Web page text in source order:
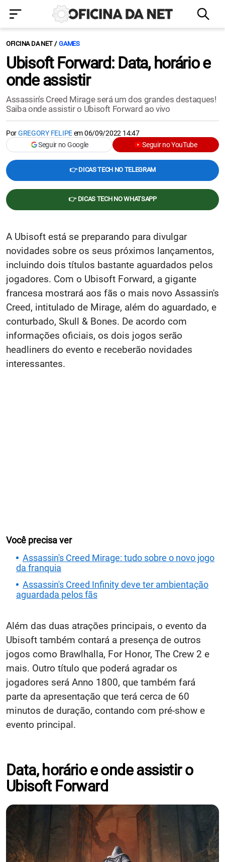
OFICINA DA NET GAMES
Ubisoft Forward: Data, horário e
onde assistir
Assassin's Creed Mirage será um dos grandes destaques!
Saiba onde assistir o Ubisoft Forward ao vivo
PorGREGORY FELIPEem06/09/2022 14:47
Seguir no Google
Seguir no YouTube
👉 DICAS TECH NO TELEGRAM
👉 DICAS TECH NO WHATSAPP
A Ubisoft está se preparando para divulgar
novidades sobre os seus próximos lançamentos,
incluindo dois títulos bastante aguardados pelos
jogadores. Com o Ubisoft Forward, a gigante
francesa mostrará aos fãs o mais novo Assassin's
Creed, intitulado de Mirage, além do aguardado, e
conturbado, Skull & Bones. De acordo com
informações oficiais, os dois jogos serão
headliners do evento e receberão novidades
interessantes.
Você precisa ver
Assassin's Creed Mirage: tudo sobre o novo jogo
da franquia
Assassin's Creed Infinity deve ter ambientação
aguardada pelos fãs
Além das duas atrações principais, o evento da
Ubisoft também contará a presença de outros
jogos como Brawlhalla, For Honor, The Crew 2 e
mais. Outro título que poderá agradar os
jogadores será Anno 1800, que também fará
parte da apresentação que terá cerca de 60
minutos de duração, contando com pré-show e
evento principal.
Data, horário e onde assistir o
Ubisoft Forward